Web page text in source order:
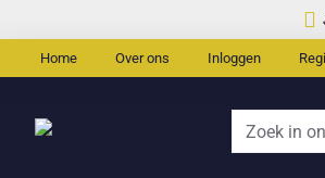
Home Over ons Inloggen
Zoek